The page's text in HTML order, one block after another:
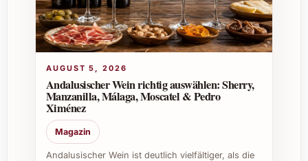
AUGUST 5, 2026
Andalusischer Wein richtig auswählen: Sherry,
Manzanilla, Málaga, Moscatel & Pedro
Ximénez
Magazin
Andalusischer Wein ist deutlich vielfältiger, als die